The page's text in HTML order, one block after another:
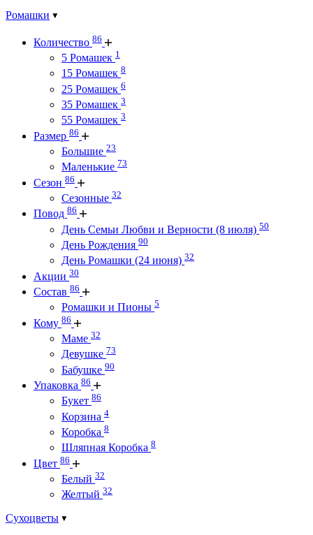
Ромашки
Количество 86
5 Ромашек 1
15 Ромашек 8
25 Ромашек 6
35 Ромашек 3
55 Ромашек 3
Размер 86
Большие 23
Маленькие 73
Сезон 86
Сезонные 32
Повод 86
День Семьи Любви и Верности (8 июля) 50
День Рождения 90
День Ромашки (24 июня) 32
Акции 30
Состав 86
Ромашки и Пионы 5
Кому 86
Маме 32
Девушке 73
Бабушке 90
Упаковка 86
Букет 86
Корзина 4
Коробка 8
Шляпная Коробка 8
Цвет 86
Белый 32
Желтый 32
Сухоцветы